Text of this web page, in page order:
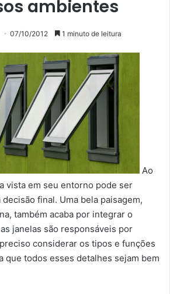
ambientes
07/10/2012 1 minuto de leitura
Ao
vista em seu entorno pode ser
final. Uma bela paisagem,
também acaba por integrar o
janelas são responsáveis por
considerar os tipos e funções
que todos esses detalhes sejam bem